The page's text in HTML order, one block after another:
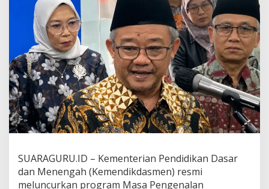
T
a
s
k
a
n
M
P
L
0
2
6
SUARAGURU.ID – Kementerian Pendidikan Dasar
dan Menengah (Kemendikdasmen) resmi
meluncurkan program Masa Pengenalan